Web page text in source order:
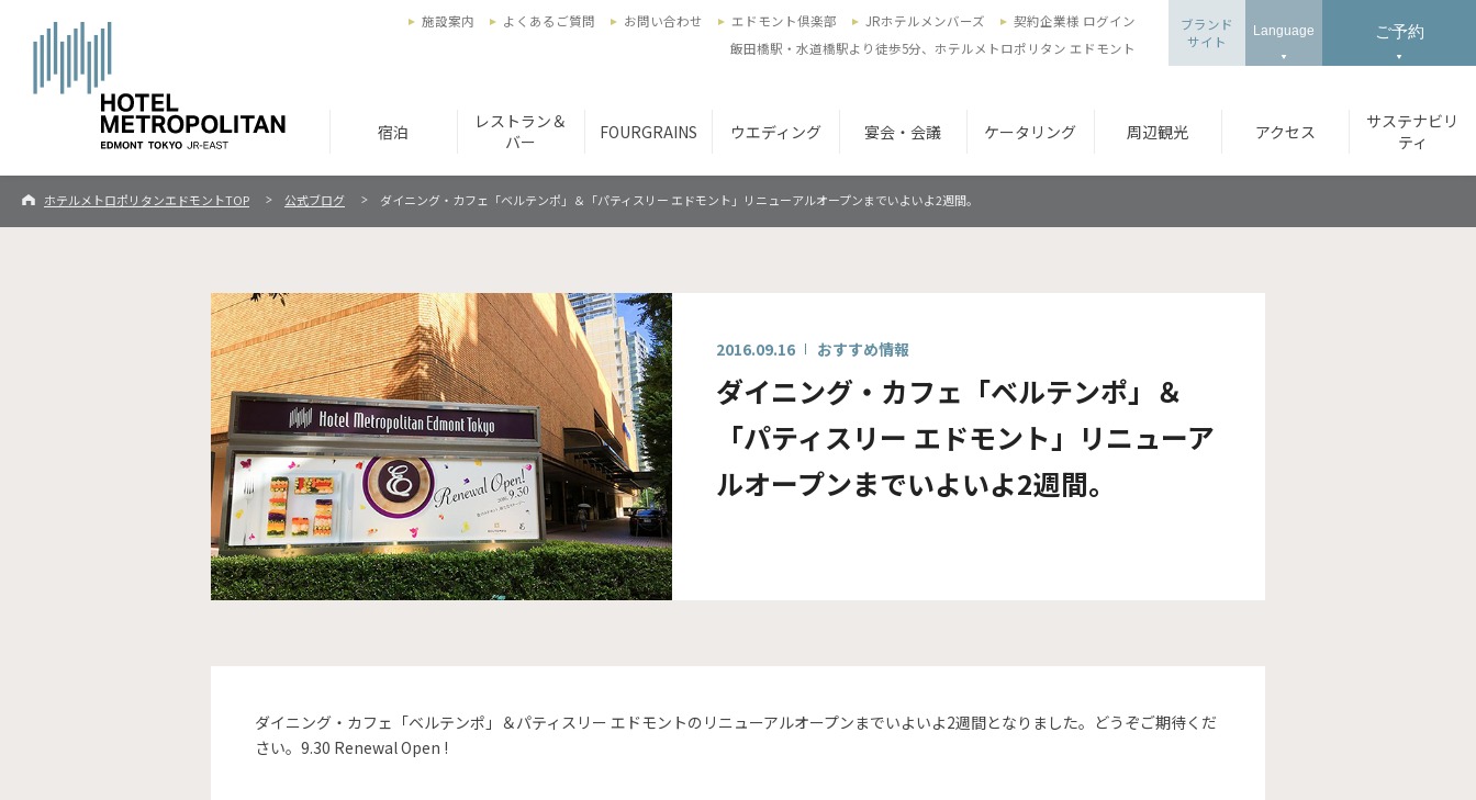
宿泊
レストラン＆
バー
FOURGRAINS ウエディング 宴会・会議 ケータリング 周辺観光 アクセス
サステナビリ
ティ
施設案内 よくあるご質問 お問い合わせ エドモント倶楽部 JRホテルメンバーズ
契約企業様 ログイン
飯田橋駅・水道橋駅より徒歩5分、ホテルメトロポリタン エドモント
ブランド
サイト
Language ご予約
ホテルメトロポリタンエドモントTOP 公式ブログ ダイニング・カフェ「ベルテンポ」＆「パティスリー エドモント」リニューアルオープンまでいよいよ2週間。
2016.09.16 おすすめ情報
ダイニング・カフェ「ベルテンポ」＆
「パティスリー エドモント」リニューア
ルオープンまでいよいよ2週間。
ダイニング・カフェ「ベルテンポ」＆パティスリー エドモントのリニューアルオープンまでいよいよ2週間となりました。どうぞご期待くだ
さい。9.30 Renewal Open !